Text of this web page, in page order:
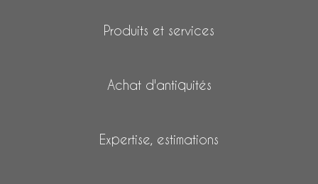
Produits et services
Achat d'antiquités
Expertise, estimations